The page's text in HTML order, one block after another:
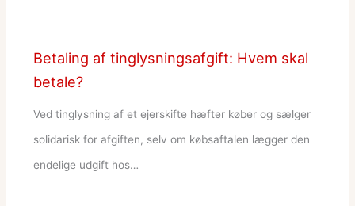
Betaling af tinglysningsafgift: Hvem skal
betale?
Ved tinglysning af et ejerskifte hæfter køber og sælger
solidarisk for afgiften, selv om købsaftalen lægger den
endelige udgift hos…